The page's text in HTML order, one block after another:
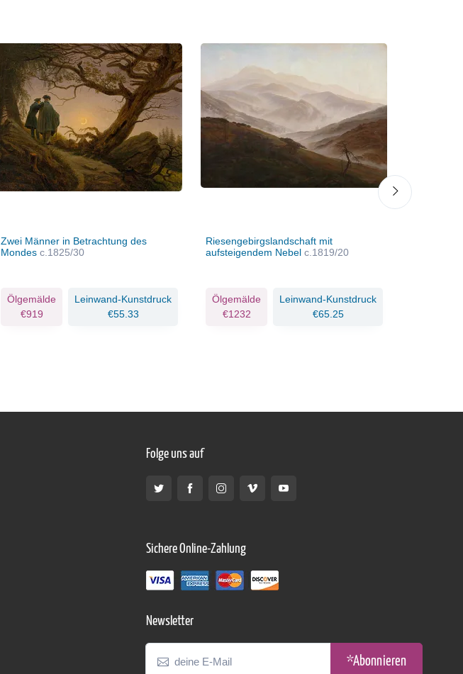
Zwei Männer in Betrachtung des
Mondes c.1825/30
Ölgemälde
€919
Leinwand-Kunstdruck
€55.33
Riesengebirgslandschaft mit
aufsteigendem Nebel c.1819/20
Ölgemälde
€1232
Leinwand-Kunstdruck
€65.25
Folge uns auf
Sichere Online-Zahlung
Newsletter
*Abonnieren